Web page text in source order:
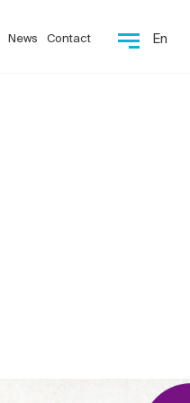
News Contact En